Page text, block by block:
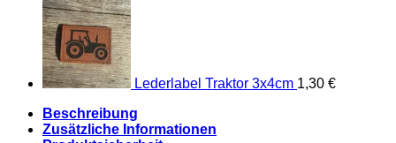
Lederlabel Traktor 3x4cm 1,30 €
Beschreibung
Zusätzliche Informationen